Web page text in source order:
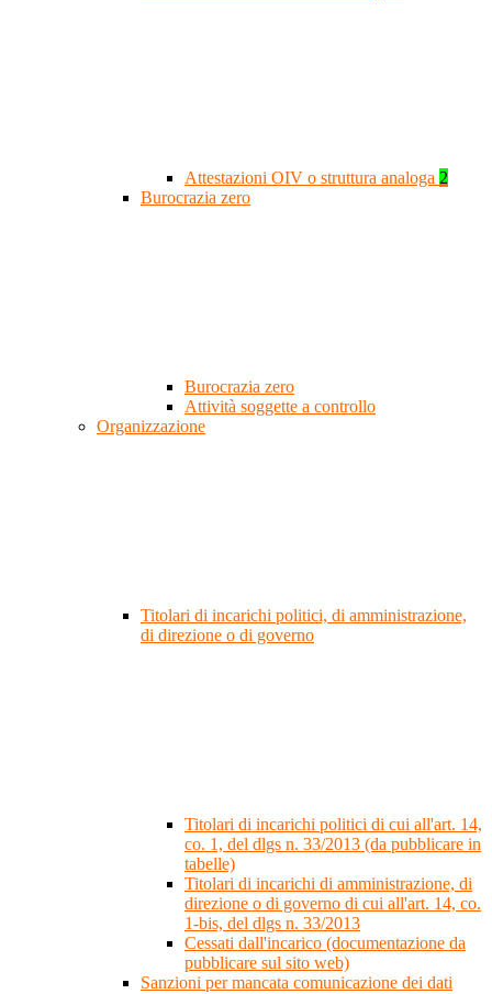
Attestazioni OIV o struttura analoga 2
Burocrazia zero
Burocrazia zero
Attività soggette a controllo
Organizzazione
Titolari di incarichi politici, di amministrazione,
di direzione o di governo
Titolari di incarichi politici di cui all'art. 14,
co. 1, del dlgs n. 33/2013 (da pubblicare in
tabelle)
Titolari di incarichi di amministrazione, di
direzione o di governo di cui all'art. 14, co.
1-bis, del dlgs n. 33/2013
Cessati dall'incarico (documentazione da
pubblicare sul sito web)
Sanzioni per mancata comunicazione dei dati